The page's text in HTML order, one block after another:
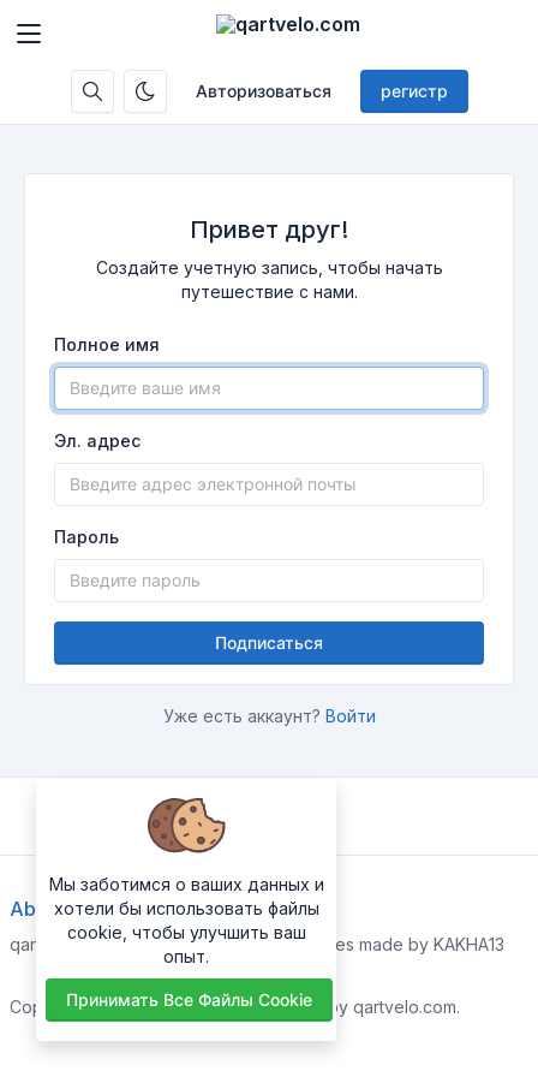
Авторизоваться регистр
Привет друг!
Создайте учетную запись, чтобы начать
путешествие с нами.
Полное имя
Эл. адрес
Пароль
Подписаться
Уже есть аккаунт? Войти
About Us
qartvelo.com free online tools and services made by KAKHA13
Copyrights © 2026. All Rights Reserved by qartvelo.com.
Мы заботимся о ваших данных и
хотели бы использовать файлы
cookie, чтобы улучшить ваш
опыт.
Принимать Все Файлы Cookie